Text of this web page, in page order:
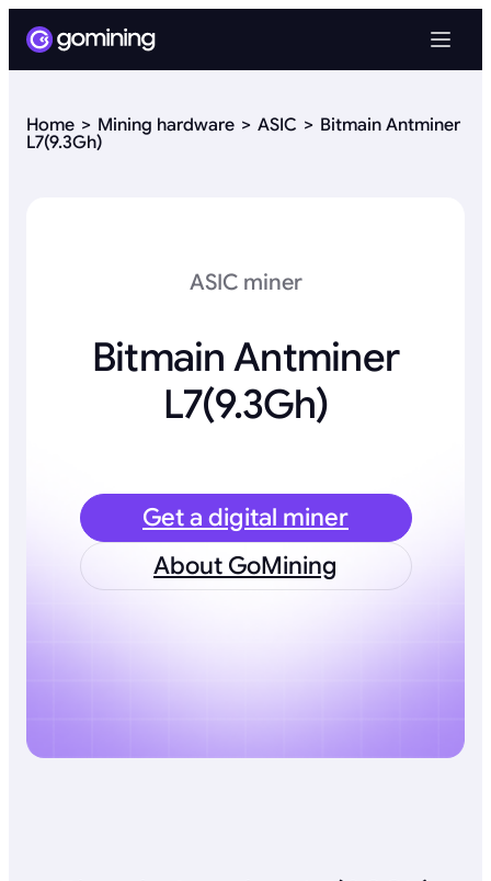
Home Mining hardware ASIC
Bitmain Antminer
L7(9.3Gh)
ASIC miner
Bitmain Antminer
L7(9.3Gh)
Get a digital miner
About GoMining